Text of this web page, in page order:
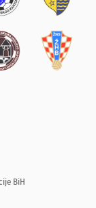
BiH